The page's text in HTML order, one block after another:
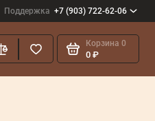
Поддержка +7 (903) 722-62-06
Корзина 0
0 ₽